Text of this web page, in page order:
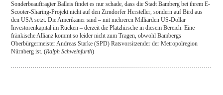
Sonderbeauftragter Balleis findet es nur schade, dass die Stadt Bamberg bei ihrem E-
Scooter-Sharing-Projekt nicht auf den Zirndorfer Hersteller, sondern auf Bird aus
den USA setzt. Die Amerikaner sind – mit mehreren Milliarden US-Dollar
Investorenkapital im Rücken – derzeit die Platzhirsche in diesem Bereich. Eine
fränkische Allianz kommt so leider nicht zum Tragen, obwohl Bambergs
Oberbürgermeister Andreas Starke (SPD) Ratsvorsitzender der Metropolregion
Nürnberg ist. (Ralph Schweinfurth)